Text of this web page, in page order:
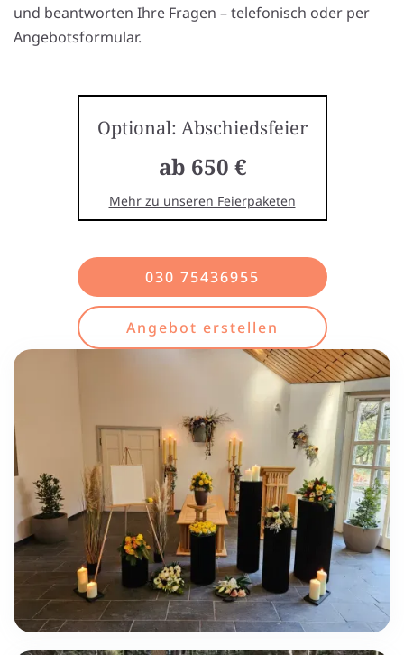
und beantworten Ihre Fragen – telefonisch oder per
Angebotsformular.
Optional: Abschiedsfeier
ab 650 €
Mehr zu unseren Feierpaketen
030 75436955
Angebot erstellen